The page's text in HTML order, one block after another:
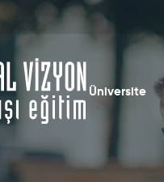
Üniversite